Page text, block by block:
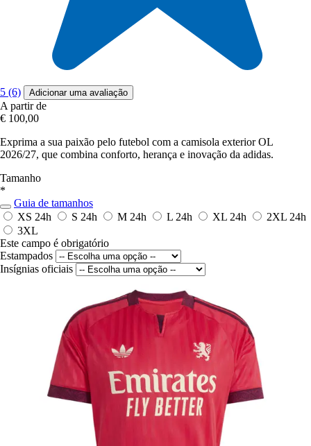
5 (6) Adicionar uma avaliação
A partir de
€ 100,00
Exprima a sua paixão pelo futebol com a camisola exterior OL
2026/27, que combina conforto, herança e inovação da adidas.
Tamanho
*
Guia de tamanhos
XS 24h S 24h M 24h L 24h XL 24h 2XL 24h
3XL
Este campo é obrigatório
Estampados
Insígnias oficiais